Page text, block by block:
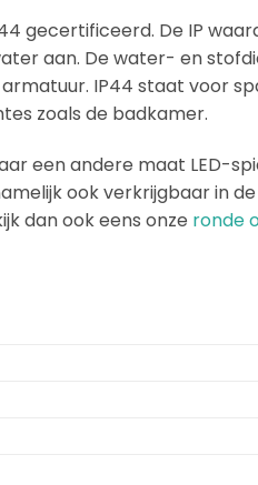
gecertificeerd. De IP
aan. De water- en
IP44 staat voor
zoals de badkamer.
een andere maat LED-
namelijk ook verkrijgbaar in
dan ook eens onze ronde